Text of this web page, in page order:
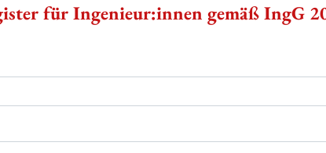
für Ingenieur:innen gemäß IngG